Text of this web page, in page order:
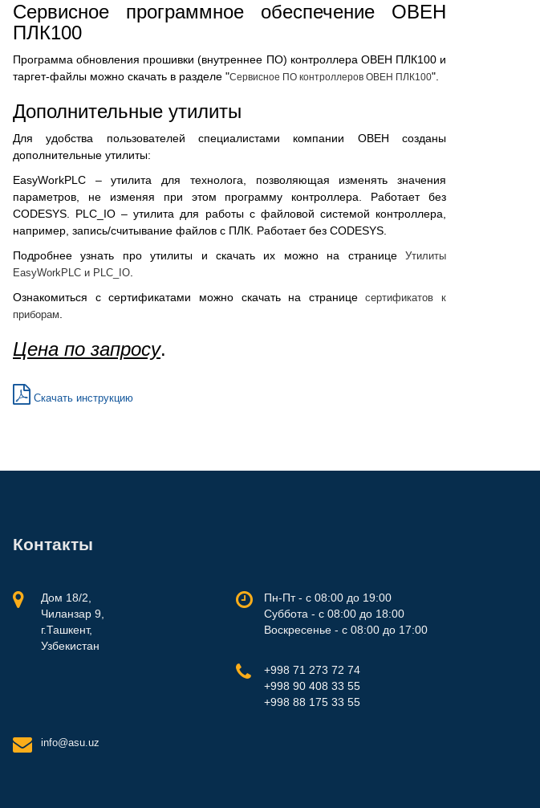
Сервисное программное обеспечение ОВЕН
ПЛК100
Программа обновления прошивки (внутреннее ПО) контроллера ОВЕН ПЛК100 и
таргет-файлы можно скачать в разделе "Сервисное ПО контроллеров ОВЕН ПЛК100".
Дополнительные утилиты
Для удобства пользователей специалистами компании ОВЕН созданы
дополнительные утилиты:
EasyWorkPLC – утилита для технолога, позволяющая изменять значения
параметров, не изменяя при этом программу контроллера. Работает без
CODESYS. PLC_IO – утилита для работы с файловой системой контроллера,
например, запись/считывание файлов с ПЛК. Работает без CODESYS.
Подробнее узнать про утилиты и скачать их можно на странице Утилиты
EasyWorkPLC и PLC_IO
Ознакомиться с сертификатами можно скачать на страницесертификатов к
приборам
Цена по запросу.
Скачать инструкцию
Контакты
Дом 18/2,
Чиланзар 9,
г.Ташкент,
Узбекистан
Пн-Пт - с 08:00 до 19:00
Суббота - с 08:00 до 18:00
Воскресенье - с 08:00 до 17:00
+998 71 273 72 74
+998 90 408 33 55
+998 88 175 33 55
info@asu.uz